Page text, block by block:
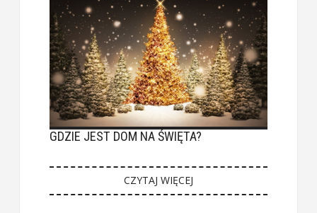
GDZIE JEST DOM NA ŚWIĘTA?
CZYTAJ WIĘCEJ